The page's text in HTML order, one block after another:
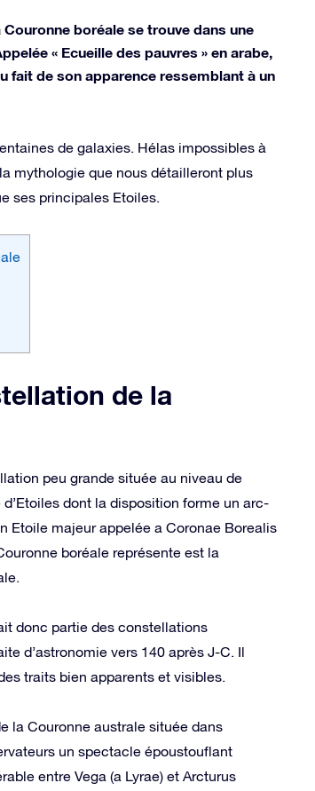
boréale se trouve dans une
« Ecueille des pauvres » en arabe,
de son apparence ressemblant à un
de galaxies. Hélas impossibles à
mythologie que nous détailleront plus
ses principales Etoiles.
de la
peu grande située au niveau de
dont la disposition forme un arc-
Etoile majeur appelée a Coronae Borealis
boréale représente est la
donc partie des constellations
d’astronomie vers 140 après J-C. Il
traits bien apparents et visibles.
la Couronne australe située dans
un spectacle époustouflant
entre Vega (a Lyrae) et Arcturus